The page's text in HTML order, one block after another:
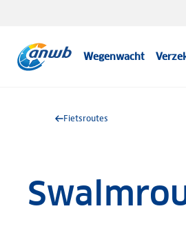
Wegenwacht
Fietsroutes